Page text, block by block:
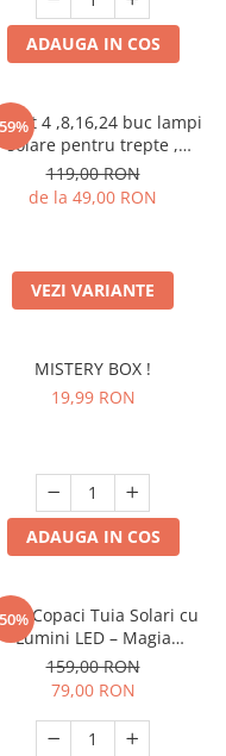
ADAUGA IN COS
4 ,8,16,24 buc lampi
solare pentru trepte ,
balustrada ,glaf , lumina
calda/rece
119,00 RON
de la 49,00 RON
VEZI VARIANTE
MISTERY BOX !
19,99 RON
ADAUGA IN COS
2 Copaci Tuia Solari cu
Lumini LED – Magia
Sărbătorilor în Grădina Ta
159,00 RON
79,00 RON